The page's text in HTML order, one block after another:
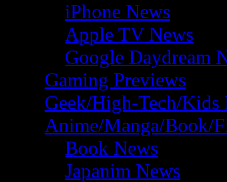
iPhone News
Apple TV News
Google Daydream
Gaming Previews
Geek/High-Tech/Kids
Anime/Manga/Book/
Book News
Japanim News